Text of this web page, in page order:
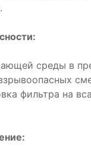
среды в
фильтра на